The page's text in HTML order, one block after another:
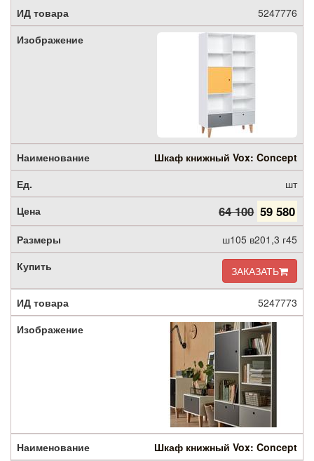
5247776
Шкаф книжный Vox: Concept
шт
64 100 59 580
ш105 в201,3 г45
ЗАКАЗАТЬ
5247773
Шкаф книжный Vox: Concept